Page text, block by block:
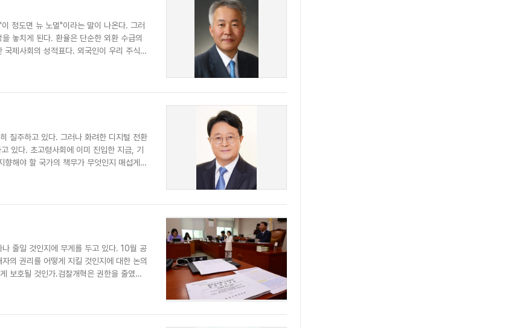
정도면 뉴 노멀"이라는 말이 나온다. 그러
놓치게 된다. 환율은 단순한 외환 수급의
제사회의 성적표다. 외국인이 우리 주식과
질주하고 있다. 그러나 화려한 디지털 전환
있다. 초고령사회에 이미 진입한 지금, 기
해야 할 국가의 책무가 무엇인지 매섭게
줄일 것인지에 무게를 두고 있다. 10월 공
의 권리를 어떻게 지킬 것인지에 대한 논의
보호될 것인가.검찰개혁은 권한을 줄였다